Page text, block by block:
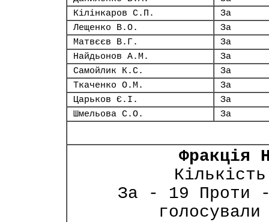
Кілінкаров С.П.
За
Лещенко В.О.
За
Матвєєв В.Г.
За
Найдьонов А.М.
За
Самойлик К.С.
За
Ткаченко О.М.
За
Царьков Є.І.
За
Шмельова С.О.
За
Фракція
За - 19 Проти